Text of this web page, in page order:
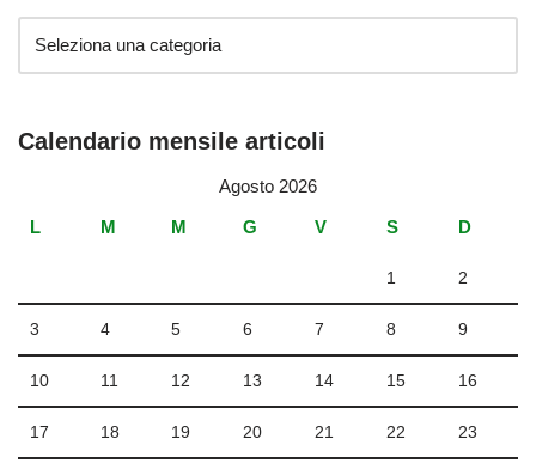
Calendario mensile articoli
Agosto 2026
L
M M G V S D
1 2
3 4 5 6 7 8 9
10 11 12 13 14 15 16
17 18 19 20 21 22 23